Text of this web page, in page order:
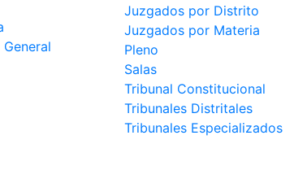
Juzgados por Distrito
Juzgados por Materia
Pleno
Salas
Tribunal Constitucional
Tribunales Distritales
Tribunales Especializados